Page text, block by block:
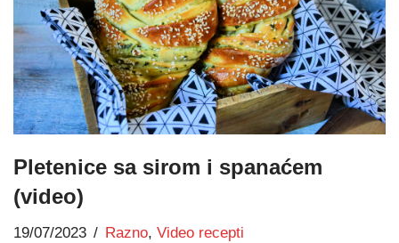
Pletenice sa sirom i spanaćem
(video)
19/07/2023 Razno, Video recepti